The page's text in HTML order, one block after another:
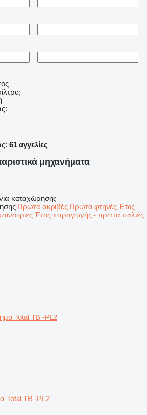
–
–
–
61 αγγελίες
μηχανήματα
καταχώρησης
Πρώτα ακριβές Πρώτα φτηνές Έτος
Έτος παραγωγής - πρώτα παλιές
Total TB -PL2